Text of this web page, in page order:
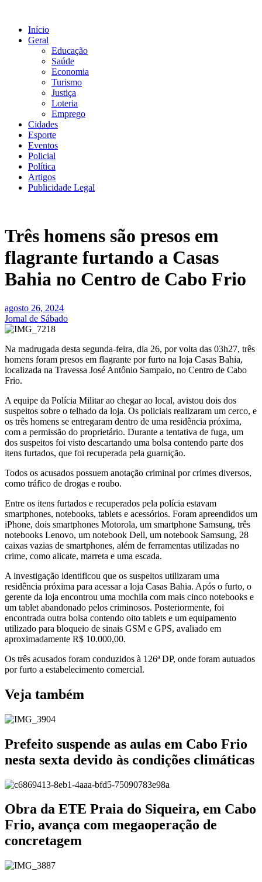
conteúdo
Início
Geral
Educação
Saúde
Economia
Turismo
Justiça
Loteria
Emprego
Cidades
Esporte
Eventos
Policial
Política
Artigos
Publicidade Legal
Três homens são presos em
flagrante furtando a Casas
Bahia no Centro de Cabo Frio
agosto 26, 2024
Jornal de Sábado
Na madrugada desta segunda-feira, dia 26, por volta das 03h27, três
homens foram presos em flagrante por furto na loja Casas Bahia,
localizada na Travessa José Antônio Sampaio, no Centro de Cabo
Frio.
A equipe da Polícia Militar ao chegar ao local, avistou dois dos
suspeitos sobre o telhado da loja. Os policiais realizaram um cerco, e
os três homens se entregaram dentro de uma residência próxima,
com a permissão do proprietário. Durante a tentativa de fuga, um
dos suspeitos foi visto descartando uma bolsa contendo parte dos
itens furtados, que foi recuperada pela guarnição.
Todos os acusados possuem anotação criminal por crimes diversos,
como tráfico de drogas e roubo.
Entre os itens furtados e recuperados pela polícia estavam
smartphones, notebooks, tablets e acessórios. Foram apreendidos um
iPhone, dois smartphones Motorola, um smartphone Samsung, três
notebooks Lenovo, um notebook Dell, um notebook Samsung, 28
caixas vazias de smartphones, além de ferramentas utilizadas no
crime, como alicate, marreta e uma escada.
A investigação identificou que os suspeitos utilizaram uma
residência próxima para acessar a loja Casas Bahia. Após o furto, o
gerente da loja encontrou uma mochila com mais cinco notebooks e
um tablet abandonado pelos criminosos. Posteriormente, foi
encontrada outra bolsa contendo oito tablets e um equipamento
utilizado para bloqueio de sinais GSM e GPS, avaliado em
aproximadamente R$ 10.000,00.
Os três acusados foram conduzidos à 126ª DP, onde foram autuados
por furto a estabelecimento comercial.
Veja também
Prefeito suspende as aulas em Cabo Frio
nesta sexta devido às condições climáticas
Obra da ETE Praia do Siqueira, em Cabo
Frio, avança com megaoperação de
concretagem